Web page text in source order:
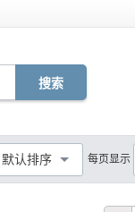
每页显示
默认排序
TIF PDF
AEP VSP 不限